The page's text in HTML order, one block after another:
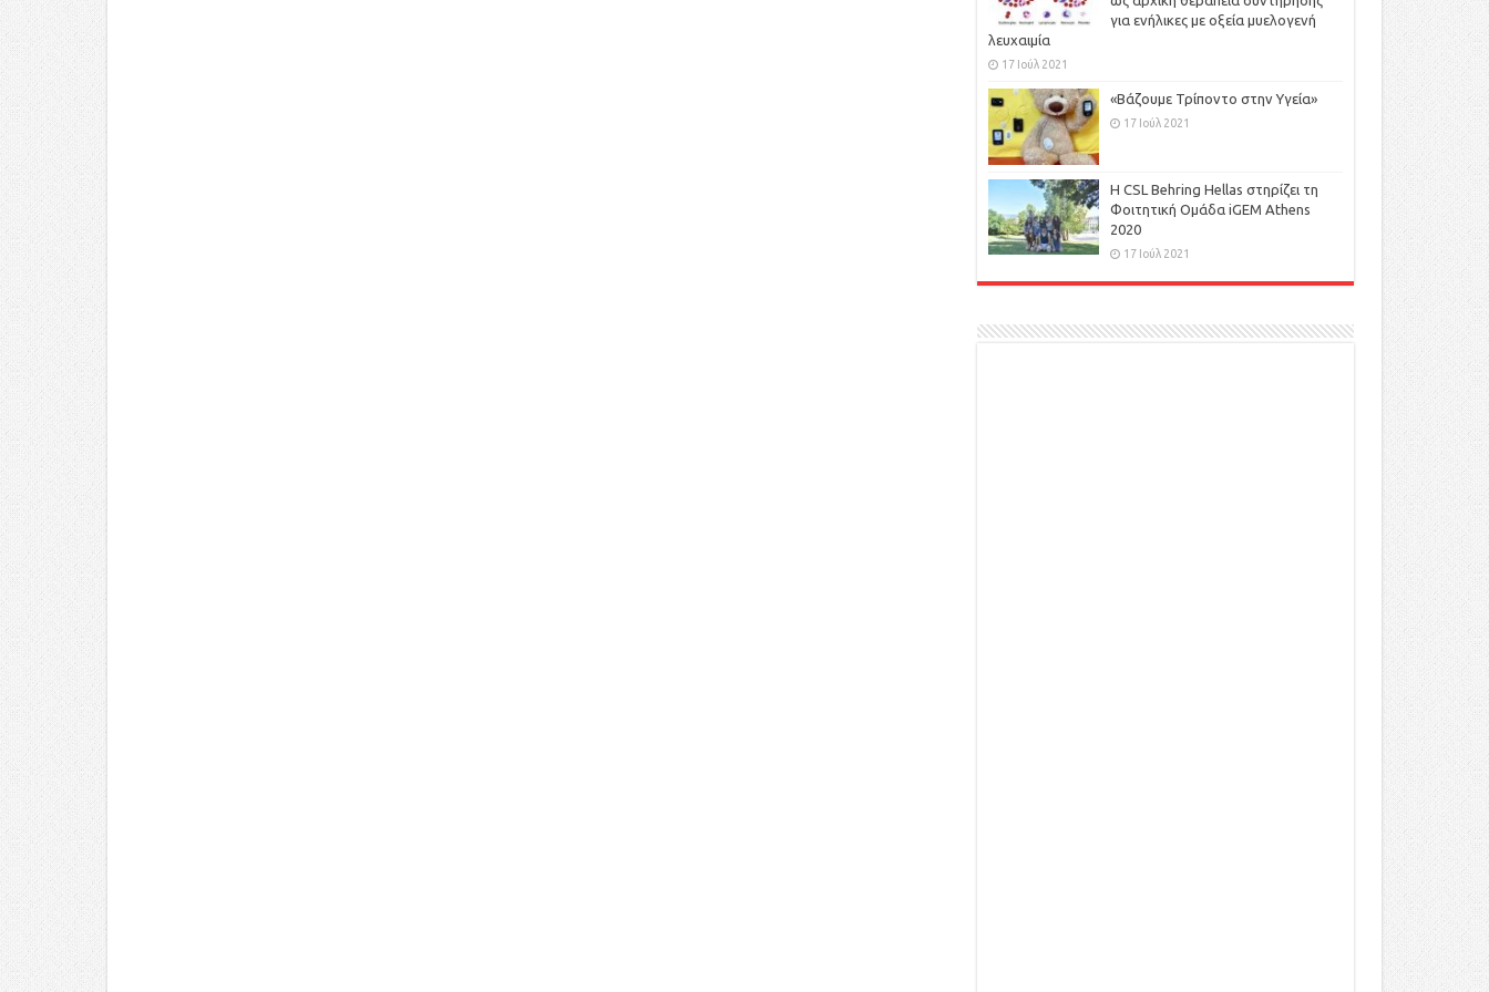
για ενήλικες με οξεία μυελογενή
λευχαιμία
17 Ιούλ 2021
«Βάζουμε Τρίποντο στην Υγεία»
17 Ιούλ 2021
H CSL Behring Hellas στηρίζει τη
Φοιτητική Ομάδα iGEM Athens
2020
17 Ιούλ 2021